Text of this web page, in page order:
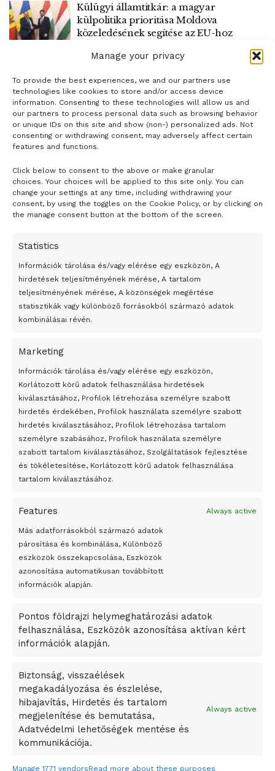
Manage your privacy
To provide the best experiences, we and our partners use
technologies like cookies to store and/or access device
information. Consenting to these technologies will allow us and
our partners to process personal data such as browsing behavior
or unique IDs on this site and show (non-) personalized ads. Not
consenting or withdrawing consent, may adversely affect certain
features and functions.
Click below to consent to the above or make granular
choices. Your choices will be applied to this site only. You can
change your settings at any time, including withdrawing your
consent, by using the toggles on the Cookie Policy, or by clicking on
the manage consent button at the bottom of the screen.
Statistics
Információk tárolása és/vagy elérése egy eszközön, A
hirdetések teljesítményének mérése, A tartalom
teljesítményének mérése, A közönségek megértése
statisztikák vagy különböző forrásokból származó adatok
kombinálásai révén.
Marketing
Információk tárolása és/vagy elérése egy eszközön,
Korlátozott körű adatok felhasználása hirdetések
kiválasztásához, Profilok létrehozása személyre szabott
hirdetés érdekében, Profilok használata személyre szabott
hirdetés kiválasztásához, Profilok létrehozása tartalom
személyre szabásához, Profilok használata személyre
szabott tartalom kiválasztásához, Szolgáltatások fejlesztése
és tökéletesítése, Korlátozott körű adatok felhasználása
tartalom kiválasztásához.
Features Always active
Más adatforrásokból származó adatok
párosítása és kombinálása, Különböző
eszközök összekapcsolása, Eszközök
azonosítása automatikusan továbbított
információk alapján.
Pontos földrajzi helymeghatározási adatok
felhasználása, Eszközök azonosítása aktívan kért
információk alapján.
Biztonság, visszaélések
megakadályozása és észlelése,
hibajavítás, Hirdetés és tartalom
megjelenítése és bemutatása,
Adatvédelmi lehetőségek mentése és
kommunikációja.
Always active
Manage 1771 vendorsRead more about these purposes
Külügyi államtitkár: a magyar
külpolitika prioritása Moldova
közeledésének segítése az EU-hoz
2
- H I R D E T É S -
Átmenetileg szünetelnek az összecsapások Bahmutnál
Egy vagyonért adták el Banksy művét miután elégették.
Az 1950-ben elhunyt alkotók művei szabadon
felhasználhatóvá válnak
Megváltoztatják a montenegrói egyházügyi törvény
Peking – A visegrádi országok zsidó kulturális örökségét
bemutató fotókiállítás nyílt
Megveszi az osztrák Wienerberger az amerikai Meridian
Bricket
A Startup Campus egyetemi programjainak legjobbjai az
A Ringo Starr új albummal jelentkezik
A Vajdasági Magyar Szövetség államtitkárait kinevezték
Dzsingisz kán hódító hadjárata okozta
Kuramagomedov ötödik, Muszukajev elődöntős – Birkózó
világkupa